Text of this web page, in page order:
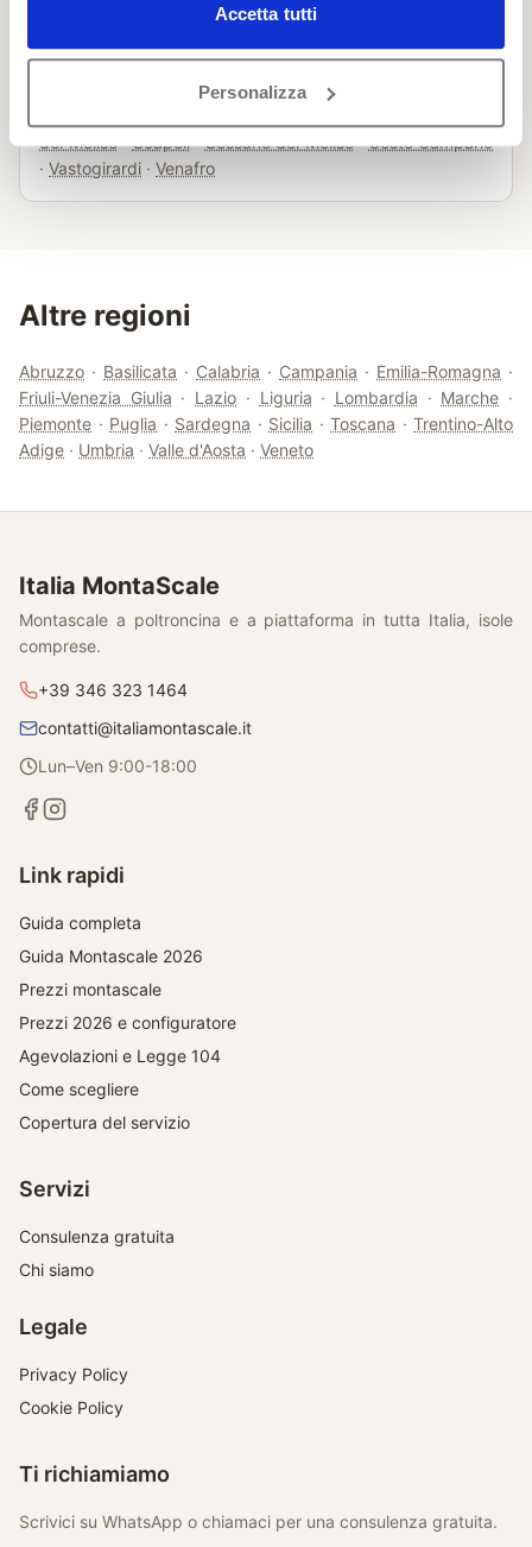
Accetta tutti
Personalizza
Pescolanciano·Pescopennataro
Rionero Sannitico·Roccamandolfi·Roccasicura·
Rocchetta a Volturno·San Pietro Avellana
del Molise·Scapoli·Sessano del Molise·Sesto Campano
· Vastogirardi · Venafro
Altre regioni
Abruzzo · Basilicata · Calabria · Campania · Emilia-Romagna ·
Friuli-Venezia Giulia · Lazio · Liguria · Lombardia · Marche ·
Piemonte · Puglia · Sardegna · Sicilia · Toscana · Trentino-Alto
Adige · Umbria · Valle d'Aosta · Veneto
Italia MontaScale
Montascale a poltroncina e a piattaforma in tutta Italia, isole
comprese.
+39 346 323 1464
contatti@italiamontascale.it
Lun–Ven 9:00-18:00
Link rapidi
Guida completa
Guida Montascale 2026
Prezzi montascale
Prezzi 2026 e configuratore
Agevolazioni e Legge 104
Come scegliere
Copertura del servizio
Servizi
Consulenza gratuita
Chi siamo
Legale
Privacy Policy
Cookie Policy
Ti richiamiamo
Scrivici su WhatsApp o chiamaci per una consulenza gratuita.